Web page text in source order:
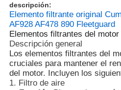
descripción:
Elemento filtrante original
AF928 AF478 890 Fleetguard
Elementos filtrantes del
Descripción general
Los elementos filtrantes del
cruciales para mantener el
del motor. Incluyen los
1. Filtro de aire